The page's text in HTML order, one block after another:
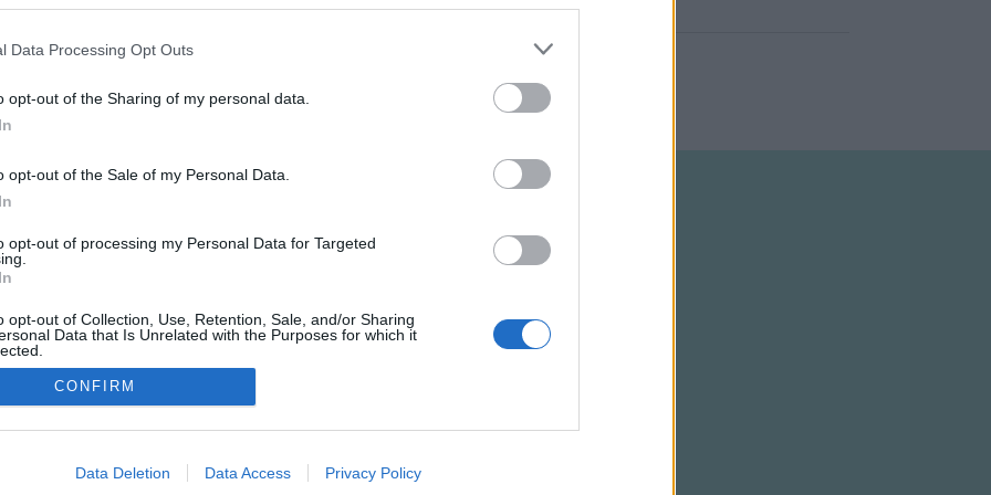
Data Processing Opt Outs
opt-out of the Sharing of my personal data.
opt-out of the Sale of my Personal Data.
opt-out of processing my Personal Data for Targeted
opt-out of Collection, Use, Retention, Sale, and/or Sharing
Data that Is Unrelated with the Purposes for which it
allow Google to enable storage related to advertising like cookies on
CONFIRM
Data Deletion Data Access Privacy Policy
NÉPI
ADATVÉDELEM HIRDETÉSI INFORMÁCIÓK FELHASZNÁLÁSI FELTÉTELEK